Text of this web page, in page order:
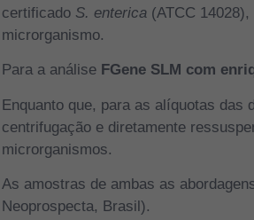
certificado S. enterica (ATCC
microrganismo.
Para a análise FGene SLM com
Enquanto que, para as alíquotas das
centrifugação e diretamente
microrganismos.
As amostras de ambas as
Neoprospecta, Brasil).